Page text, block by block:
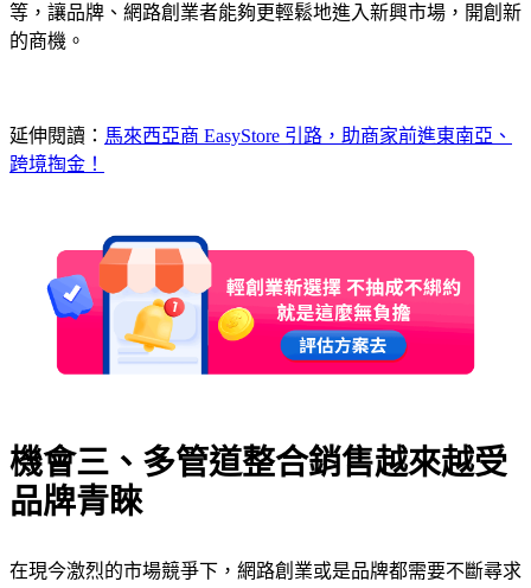
等，讓品牌、網路創業者能夠更輕鬆地進入新興市場，開創新
的商機。
延伸閱讀： 馬來西亞商 EasyStore 引路，助商家前進東南亞、
跨境掏金！
機會三、多管道整合銷售越來越受
品牌青睞
在現今激烈的市場競爭下，網路創業或是品牌都需要不斷尋求